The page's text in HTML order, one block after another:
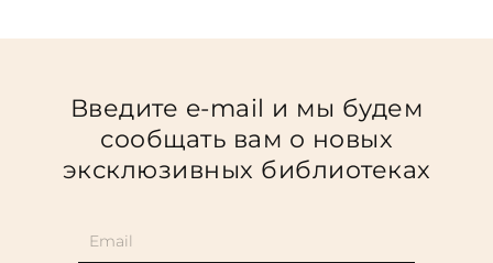
Введите e-mail и мы будем
сообщать вам о новых
эксклюзивных библиотеках